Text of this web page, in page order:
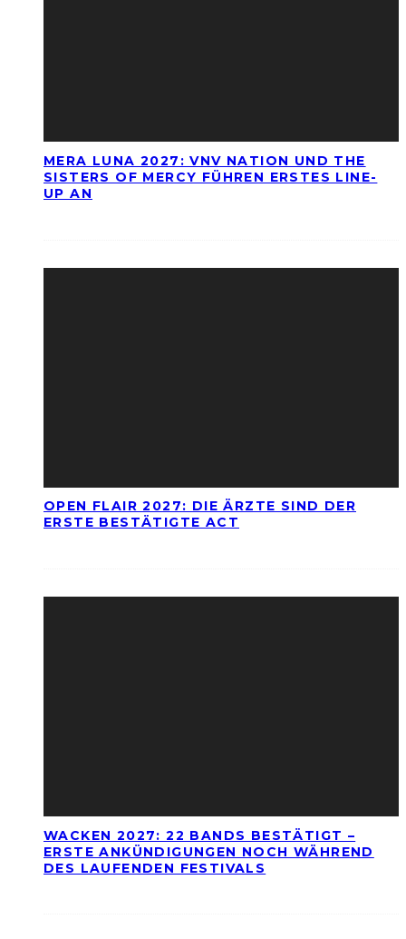
MERA LUNA 2027: VNV NATION UND THE
SISTERS OF MERCY FÜHREN ERSTES LINE-
UP AN
OPEN FLAIR 2027: DIE ÄRZTE SIND DER
ERSTE BESTÄTIGTE ACT
WACKEN 2027: 22 BANDS BESTÄTIGT –
ERSTE ANKÜNDIGUNGEN NOCH WÄHREND
DES LAUFENDEN FESTIVALS